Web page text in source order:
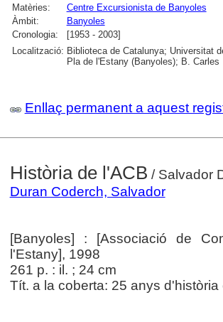
Matèries:
Centre Excursionista de Banyoles
Àmbit:
Banyoles
Cronologia:
[1953 - 2003]
Localització: Biblioteca de Catalunya; Universitat
Pla de l'Estany (Banyoles); B. Carles
Enllaç permanent a aquest
Història de l'ACB / Salvador
Duran Coderch, Salvador
[Banyoles] : [Associació de
l'Estany], 1998
261 p. : il. ; 24 cm
Tít. a la coberta: 25 anys d'història